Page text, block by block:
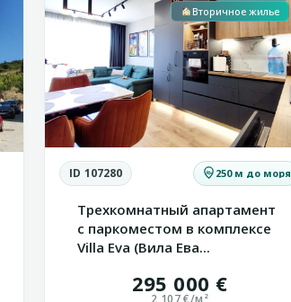
Вторичное жилье
ID 107280 250 м до моря
Трехкомнатный апартамент
с паркоместом в комплексе
Villa Eva (Вила Ева...
295 000 €
2 107 €/м²